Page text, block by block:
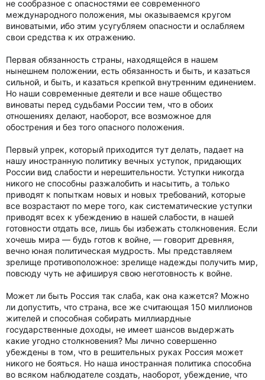
не сообразное с опасностями ее современного
международного положения, мы оказываемся кругом
виноватыми, ибо этим усугубляем опасности и ослабляем
свои средства к их отражению.
Первая обязанность страны, находящейся в нашем
нынешнем положении, есть обязанность и быть, и казаться
сильной, и быть, и казаться крепкой внутренним единением.
Но наши современные деятели и все наше общество
виноваты перед судьбами России тем, что в обоих
отношениях делают, наоборот, все возможное для
обострения и без того опасного положения.
Первый упрек, который приходится тут делать, падает на
нашу иностранную политику вечных уступок, придающих
России вид слабости и нерешительности. Уступки никогда
никого не способны разжалобить и насытить, а только
приводят к попыткам новых и новых требований, которые
все возрастают по мере того, как систематические уступки
приводят всех к убеждению в нашей слабости, в нашей
готовности отдать все, лишь бы избежать столкновения. Если
хочешь мира — будь готов к войне, — говорит древняя,
вечно юная политическая мудрость. Мы представляем
зрелище противоположное: зрелище надежды получить мир,
повсюду чуть не афишируя свою неготовность к войне.
Может ли быть Россия так слаба, как она кажется? Можно
ли допустить, что страна, все же считающая 150 миллионов
жителей и способная собирать миллиардные
государственные доходы, не имеет шансов выдержать
какие угодно столкновения? Мы лично совершенно
убеждены в том, что в решительных руках Россия может
никого не бояться. Но наша иностранная политика способна
во всяком наблюдателе создать, наоборот, убеждение, что